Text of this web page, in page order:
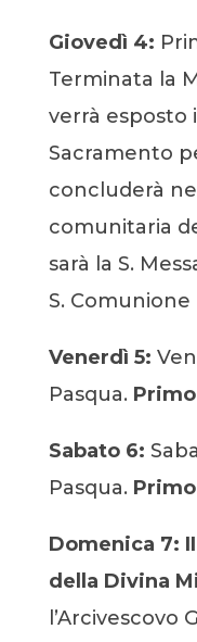
Giovedì 4:
Terminata la
verrà esposto
Sacramento
concluderà
comunitaria
sarà la S.
S. Comunione
Venerdì 5:
Pasqua.
Sabato 6:
Pasqua.
Domenica 7:
della Divina
l’Arcivescovo